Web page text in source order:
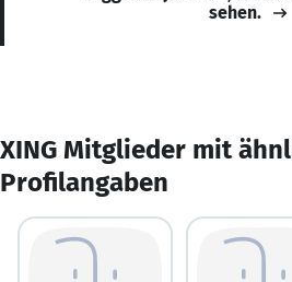
sehen.
XING Mitglieder mit
Profilangaben